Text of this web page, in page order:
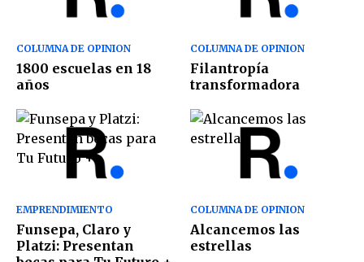
COLUMNA DE OPINION
1800 escuelas en 18
años
COLUMNA DE OPINION
Filantropía
transformadora
EMPRENDIMIENTO
Funsepa, Claro y
Platzi: Presentan
COLUMNA DE OPINION
Alcancemos las
estrellas